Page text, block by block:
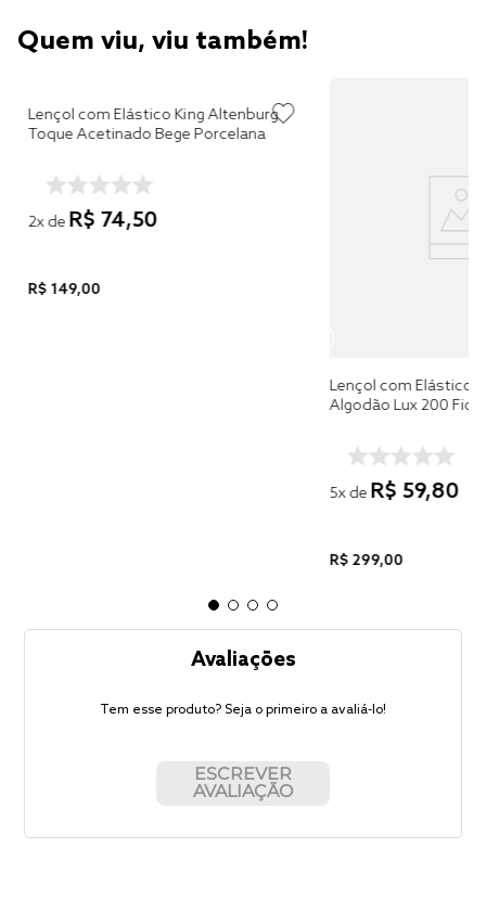
Quem viu, viu também!
Lençol com Elástico King Altenburg
Toque Acetinado Bege Porcelana
2x de R$ 74,50
R$ 149,00
Lençol com Elástico King
5x de R$ 59,80
R$299,00
Avaliações
Tem esse produto? Seja o primeiro a avaliá-lo!
ESCREVER
AVALIAÇÃO